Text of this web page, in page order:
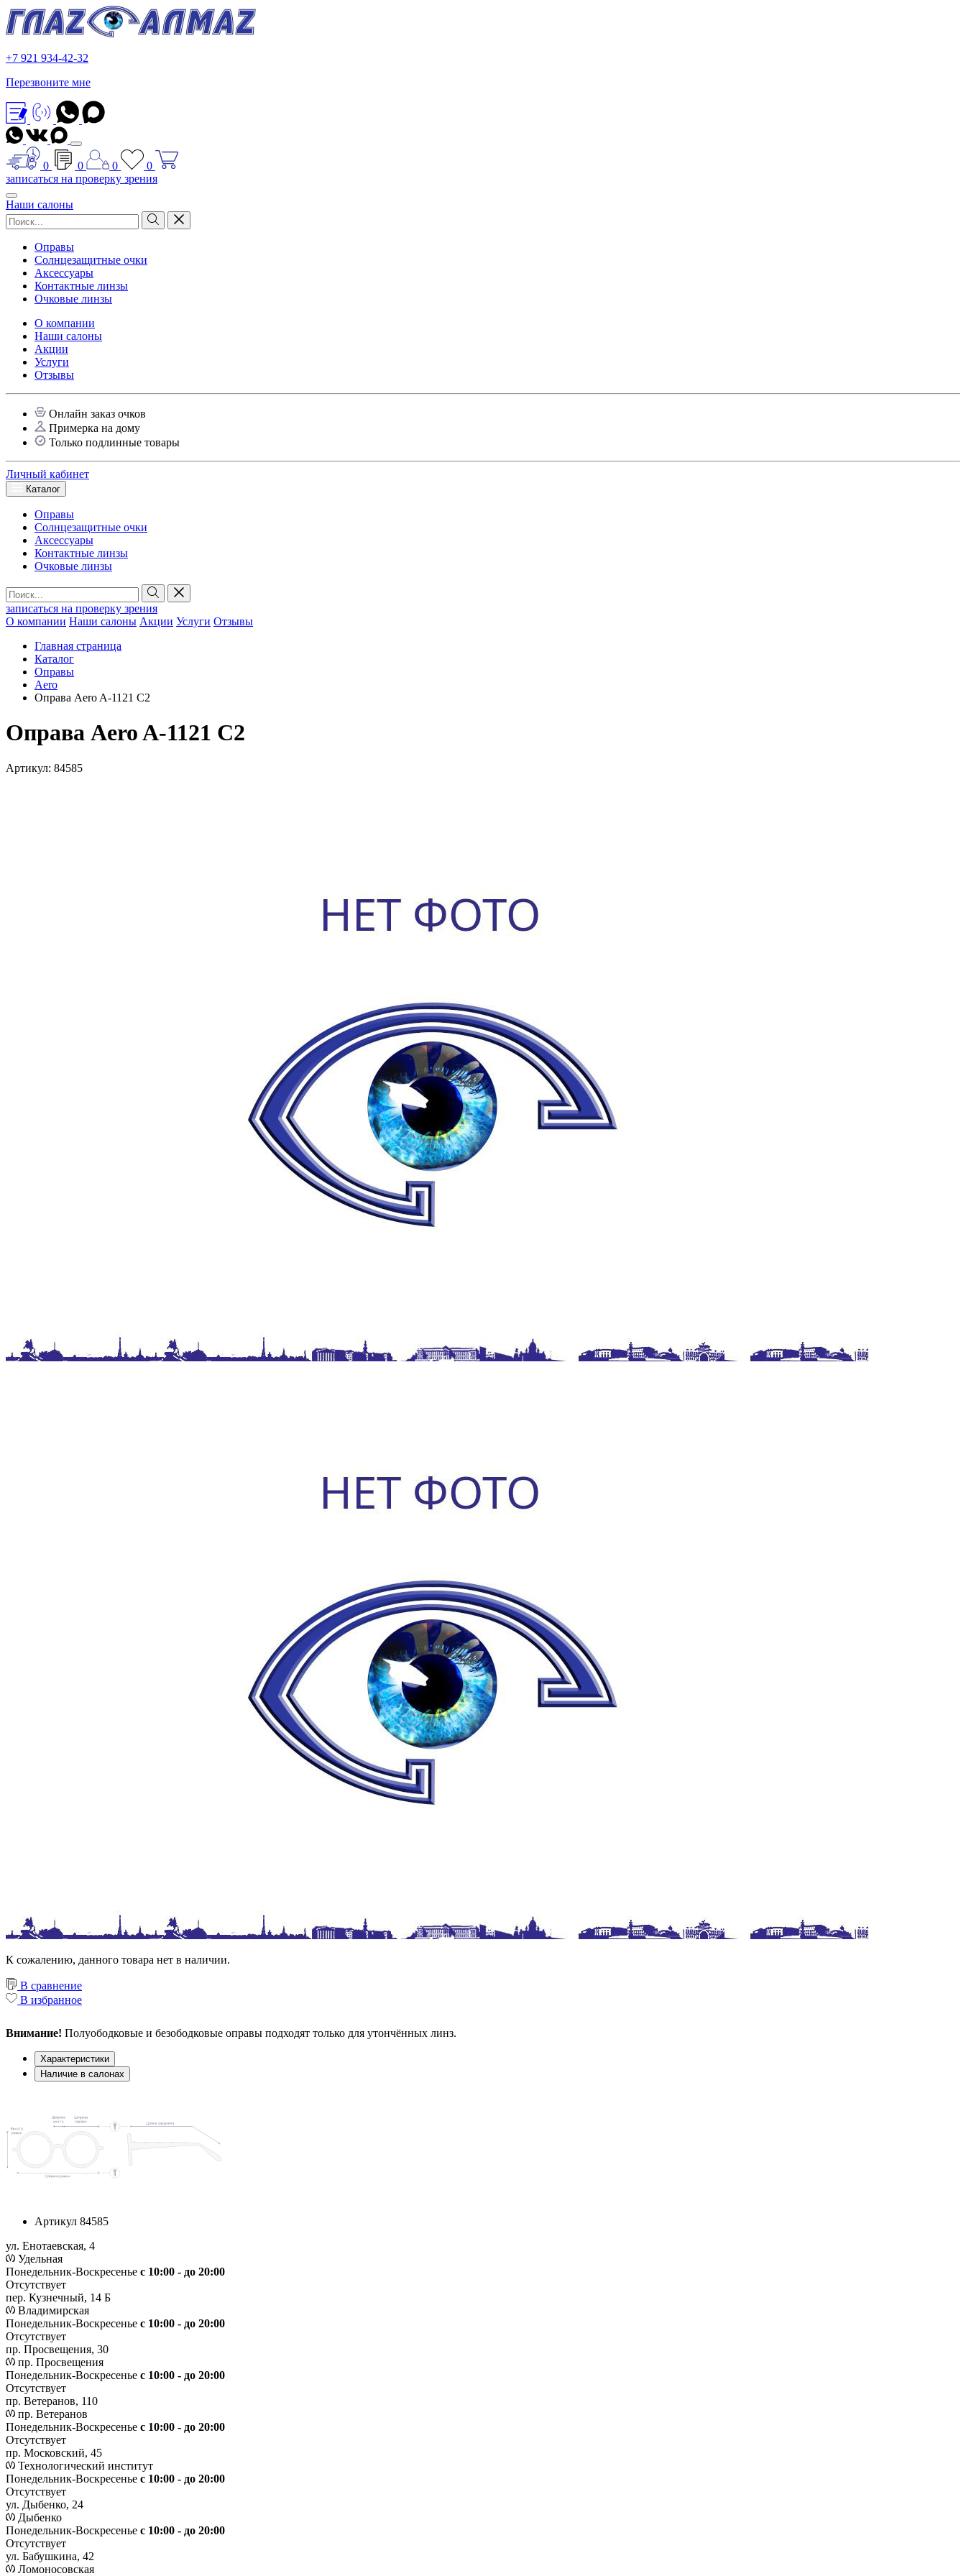
+7 921 934-42-32
Перезвоните мне
0 0 0
0
записаться на проверку зрения
Наши салоны
Оправы
Солнцезащитные очки
Аксессуары
Контактные линзы
Очковые линзы
О компании
Наши салоны
Акции
Услуги
Отзывы
Онлайн заказ очков
Примерка на дому
Только подлинные товары
Личный кабинет
Каталог
Оправы
Солнцезащитные очки
Аксессуары
Контактные линзы
Очковые линзы
записаться на проверку зрения
О компании Наши салоны Акции Услуги Отзывы
Главная страница
Каталог
Оправы
Aero
Оправа Aero A-1121 C2
Оправа Aero A-1121 C2
Артикул: 84585
К сожалению, данного товара нет в наличии.
В сравнение
В избранное
Внимание! Полуободковые и безободковые оправы подходят только для утончённых линз.
Характеристики
Наличие в салонах
Артикул 84585
ул. Енотаевская, 4
Удельная
Понедельник-Воскресенье с 10:00 - до 20:00
Отсутствует
пер. Кузнечный, 14 Б
Владимирская
Понедельник-Воскресенье с 10:00 - до 20:00
Отсутствует
пр. Просвещения, 30
пр. Просвещения
Понедельник-Воскресенье c 10:00 - до 20:00
Отсутствует
пр. Ветеранов, 110
пр. Ветеранов
Понедельник-Воскресенье с 10:00 - до 20:00
Отсутствует
пр. Московский, 45
Технологический институт
Понедельник-Воскресенье с 10:00 - до 20:00
Отсутствует
ул. Дыбенко, 24
Дыбенко
Понедельник-Воскресенье с 10:00 - до 20:00
Отсутствует
ул. Бабушкина, 42
Ломоносовская